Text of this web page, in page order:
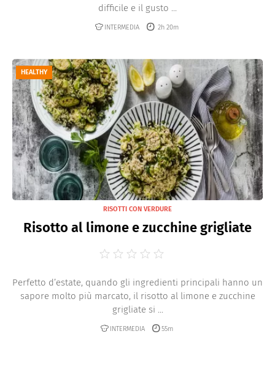
difficile e il gusto ...
INTERMEDIA 2h 20m
HEALTHY
RISOTTI CON VERDURE
Risotto al limone e zucchine grigliate
Perfetto d’estate, quando gli ingredienti principali hanno un
sapore molto più marcato, il risotto al limone e zucchine
grigliate si ...
INTERMEDIA 55m